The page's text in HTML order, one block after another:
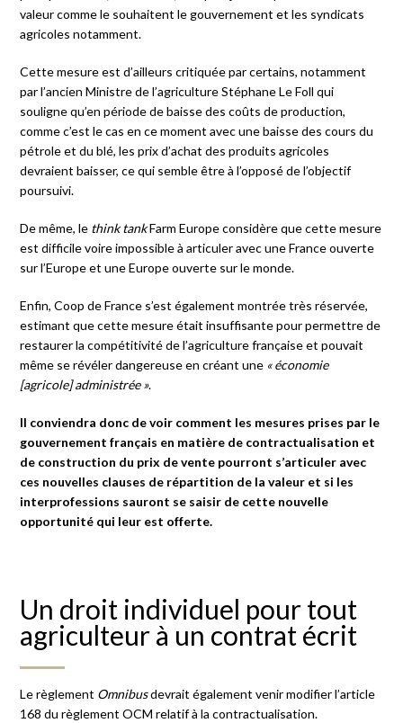
valeur comme le souhaitent le gouvernement et les syndicats
agricoles notamment.
Cette mesure est d’ailleurs critiquée par certains, notamment
par l’ancien Ministre de l’agriculture Stéphane Le Foll qui
souligne qu’en période de baisse des coûts de production,
comme c’est le cas en ce moment avec une baisse des cours du
pétrole et du blé, les prix d’achat des produits agricoles
devraient baisser, ce qui semble être à l’opposé de l’objectif
poursuivi.
De même, le think tankFarm Europe considère que cette mesure
est difficile voire impossible à articuler avec une France ouverte
sur l’Europe et une Europe ouverte sur le monde.
Enfin, Coop de France s’est également montrée très réservée,
estimant que cette mesure était insuffisante pour permettre de
restaurer la compétitivité de l’agriculture française et pouvait
même se révéler dangereuse en créant une « économie
[agricole] administrée ».
Il conviendra donc de voir comment les mesures prises par le
gouvernement français en matière de contractualisation et
de construction du prix de vente pourront s’articuler avec
ces nouvelles clauses de répartition de la valeur et si les
interprofessions sauront se saisir de cette nouvelle
opportunité qui leur est offerte.
Un droit individuel pour tout
agriculteur à un contrat écrit
Le règlement Omnibusdevrait également venir modifier l’article
168 du règlement OCM relatif à la contractualisation.